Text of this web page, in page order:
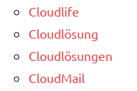
Cloudlife
Cloudlösung
Cloudlösungen
CloudMail